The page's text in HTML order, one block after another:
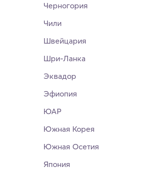
Черногория
Чили
Швейцария
Шри-Ланка
Эквадор
Эфиопия
ЮАР
Южная Корея
Южная Осетия
Япония